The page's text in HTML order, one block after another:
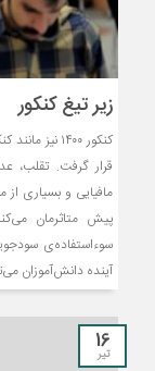
زیر تیغ کنکور
کنکور ۱۴۰۰
قرار گرفت. تقلب،
مافیایی و بسیاری
پیش متاثرمان
سوءاستفاده‌ی
آینده دانش‌آموزان
16
تیر